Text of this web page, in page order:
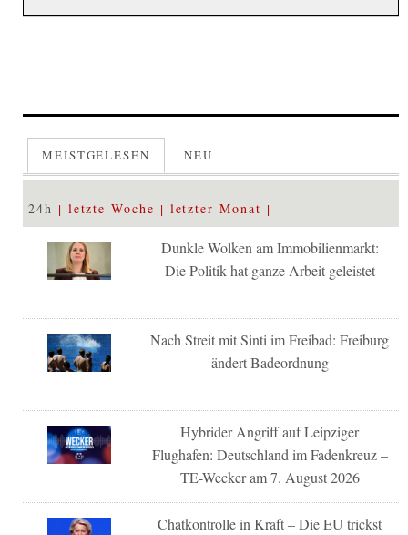
MEISTGELESEN NEU
24h letzte Woche letzter Monat
Dunkle Wolken am Immobilienmarkt:
Die Politik hat ganze Arbeit geleistet
Nach Streit mit Sinti im Freibad: Freiburg
ändert Badeordnung
Hybrider Angriff auf Leipziger
Flughafen: Deutschland im Fadenkreuz –
TE-Wecker am 7. August 2026
Chatkontrolle in Kraft – Die EU trickst